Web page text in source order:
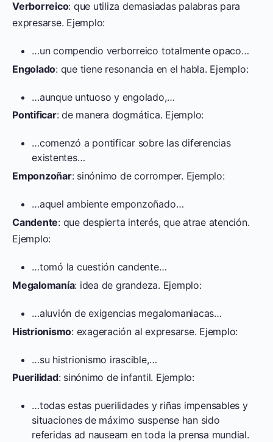
Verborreico: que utiliza demasiadas palabras para
expresarse. Ejemplo:
…un compendio verborreico totalmente opaco…
Engolado: que tiene resonancia en el habla. Ejemplo:
…aunque untuoso y engolado,…
Pontificar: de manera dogmática. Ejemplo:
…comenzó a pontificar sobre las diferencias
existentes…
Emponzoñar: sinónimo de corromper. Ejemplo:
…aquel ambiente emponzoñado…
Candente: que despierta interés, que atrae atención.
Ejemplo:
…tomó la cuestión candente…
Megalomanía: idea de grandeza. Ejemplo:
…aluvión de exigencias megalomaniacas…
Histrionismo: exageración al expresarse. Ejemplo:
…su histrionismo irascible,…
Puerilidad: sinónimo de infantil. Ejemplo:
…todas estas puerilidades y riñas impensables y
situaciones de máximo suspense han sido
referidas ad nauseam en toda la prensa mundial.